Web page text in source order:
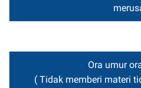
Ora umur
( Tidak memberi materi